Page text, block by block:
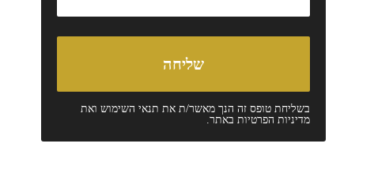
בשליחת טופס זה הנך מאשר/ת את תנאי השימושואת
מדיניות הפרטיותבאתר.